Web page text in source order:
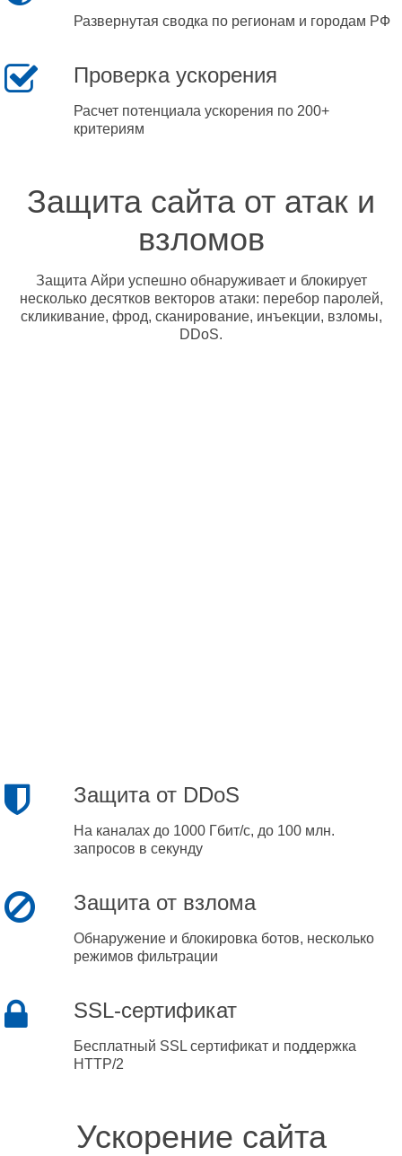
Развернутая сводка по регионам и городам РФ
Проверка ускорения
Расчет потенциала ускорения по 200+
критериям
Защита сайта от атак и
взломов
Защита Айри успешно обнаруживает и блокирует
несколько десятков векторов атаки: перебор паролей,
скликивание, фрод, сканирование, инъекции, взломы,
DDoS.
Защита от DDoS
На каналах до 1000 Гбит/с, до 100 млн.
запросов в секунду
Защита от взлома
Обнаружение и блокировка ботов, несколько
режимов фильтрации
SSL-сертификат
Бесплатный SSL сертификат и поддержка
HTTP/2
Ускорение сайта